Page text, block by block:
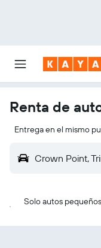
Renta de
Entrega en el mismo
Crown Point,
Solo autos pequeños